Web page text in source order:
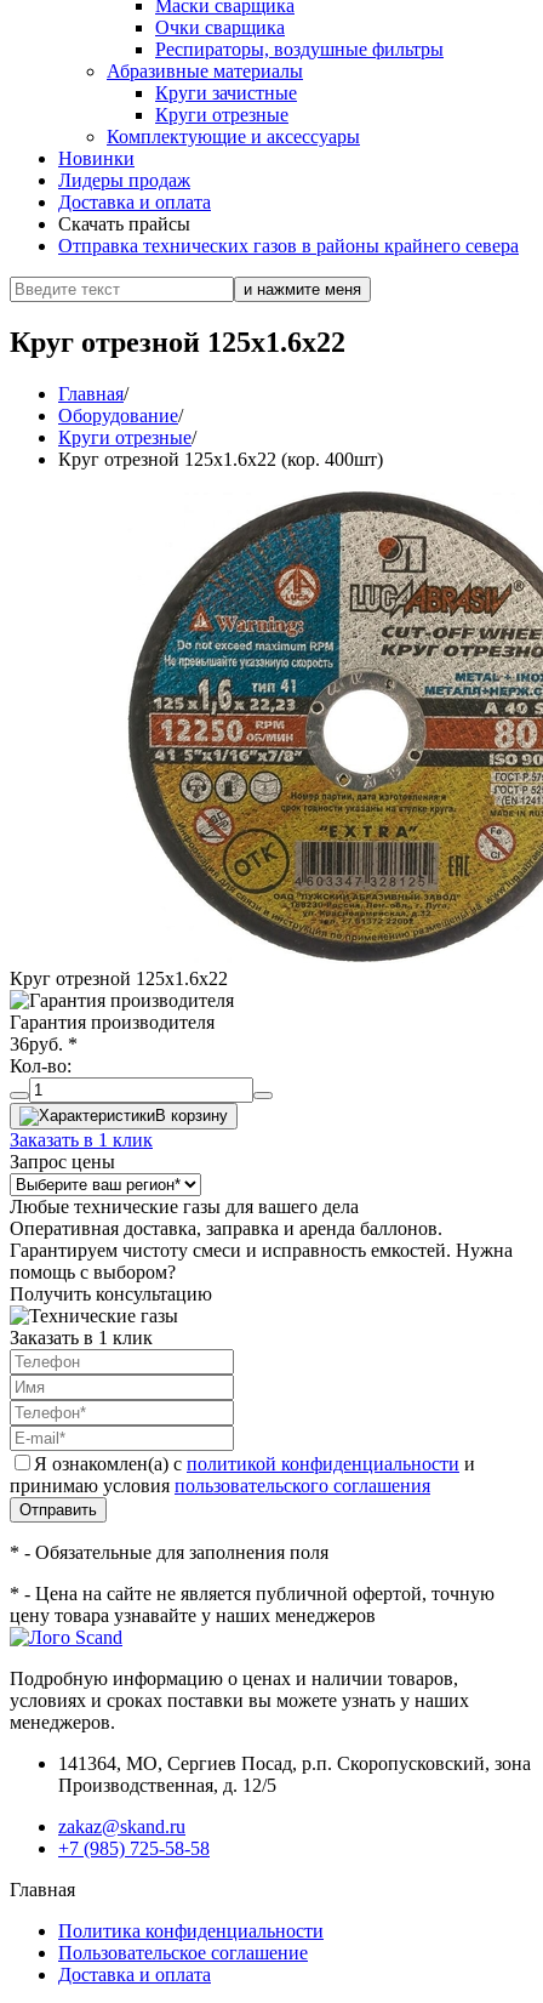
Маски сварщика
Очки сварщика
Респираторы, воздушные фильтры
Абразивные материалы
Круги зачистные
Круги отрезные
Комплектующие и аксессуары
Новинки
Лидеры продаж
Доставка и оплата
Скачать прайсы
Отправка технических газов в районы крайнего севера
Круг отрезной 125х1.6х22
Главная/
Оборудование/
Круги отрезные/
Круг отрезной 125х1.6х22 (кор. 400шт)
Круг отрезной 125х1.6х22
Гарантия производителя
36руб. *
Кол-во:
В корзину
Заказать в 1 клик
Запрос цены
Любые технические газы для вашего дела
Оперативная доставка, заправка и аренда баллонов.
Гарантируем чистоту смеси и исправность емкостей. Нужна
помощь с выбором?
Получить консультацию
Заказать в 1 клик
Я ознакомлен(а) с политикой конфиденциальности и
принимаю условия пользовательского соглашения
Отправить
* - Обязательные для заполнения поля
* - Цена на сайте не является публичной офертой, точную
цену товара узнавайте у наших менеджеров
Подробную информацию о ценах и наличии товаров,
условиях и сроках поставки вы можете узнать у наших
менеджеров.
141364, МО, Сергиев Посад, р.п. Скоропусковский, зона
Производственная, д. 12/5
zakaz@skand.ru
+7 (985) 725-58-58
Главная
Политика конфиденциальности
Пользовательское соглашение
Доставка и оплата